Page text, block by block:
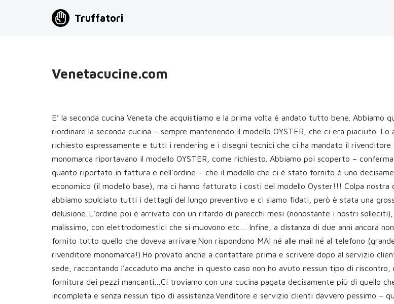
Truffatori
Venetacucine.com
E’ la seconda cucina Veneta che acquistiamo e la prima volta è andato tutto bene. Abbiamo
riordinare la seconda cucina – sempre mantenendo il modello OYSTER, che ci era piaciuto. Lo
richiesto espressamente e tutti i rendering e i disegni tecnici che ci ha mandato il
monomarca riportavano il modello OYSTER, come richiesto. Abbiamo poi scoperto –
quanto riportato in fattura e nell’ordine – che il modello che ci è stato fornito è uno
economico (il modello base), ma ci hanno fatturato i costi del modello Oyster!!! Colpa nostra
abbiamo spulciato tutti i dettagli del lungo preventivo e ci siamo fidati, però è stata una
delusione..L’ordine poi è arrivato con un ritardo di parecchi mesi (nonostante i nostri
malissimo, con elettrodomestici che si muovono etc… Infine, a distanza di due anni ancora
fornito tutto quello che doveva arrivare.Non rispondono MAI né alle mail né al telefono
rivenditore monomarca!).Ho provato anche a contattare prima e scrivere dopo al servizio
sede, raccontando l’accaduto ma anche in questo caso non ho avuto nessun tipo di riscontro,
fornitura dei pezzi mancanti…Ci troviamo con una cucina pagata decisamente più di quello
incompleta e senza nessun tipo di assistenza.Venditore e servizio clienti davvero pessimo –